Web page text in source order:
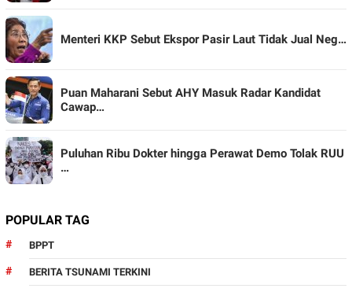
Menteri KKP Sebut Ekspor Pasir Laut Tidak Jual Neg…
Puan Maharani Sebut AHY Masuk Radar Kandidat
Cawap…
Puluhan Ribu Dokter hingga Perawat Demo Tolak RUU
…
POPULAR TAG
BPPT
BERITA TSUNAMI TERKINI